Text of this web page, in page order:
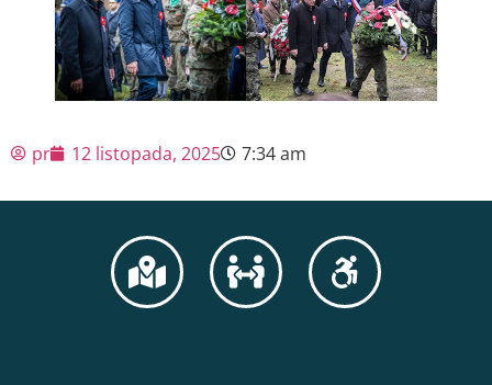
pr 12 listopada, 2025 7:34 am